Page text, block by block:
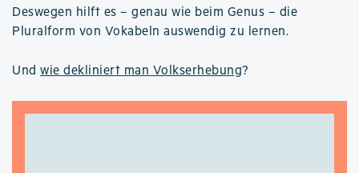
Deswegen hilft es – genau wie beim Genus – die
Pluralform von Vokabeln auswendig zu lernen.
Und wie dekliniert man Volkserhebung?